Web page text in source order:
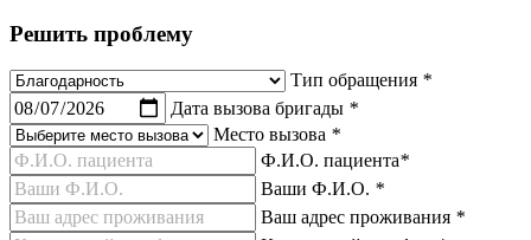
Решить проблему
Тип обращения *
Дата вызова бригады *
Место вызова *
Ф.И.О. пациента*
Ваши Ф.И.О. *
Ваш адрес проживания *